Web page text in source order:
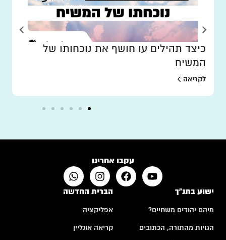
כיצד תהילים עו חושף את נוכחותו של
המשיח
לקריאה
עקבו אחרינו
ישוע בתנ"ך
מיהם יהודים משחיים?
הגויות מהתורה, הכתובים
הברית החדשה
אפליקציה
קריאה אונליין